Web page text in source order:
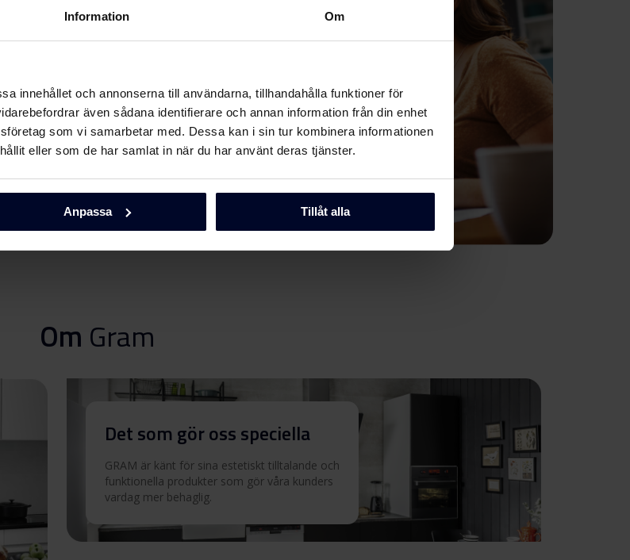
Information Om
innehållet och annonserna till användarna, tillhandahålla funktioner för
även sådana identifierare och annan information från din enhet
som vi samarbetar med. Dessa kan i sin tur kombinera informationen
eller som de har samlat in när du har använt deras tjänster.
Anpassa Tillåt alla
Om Gram
Det som gör oss speciella
GRAM är känt för sina estetiskt tilltalande och
funktionella produkter som gör våra kunders
vardag mer behaglig.